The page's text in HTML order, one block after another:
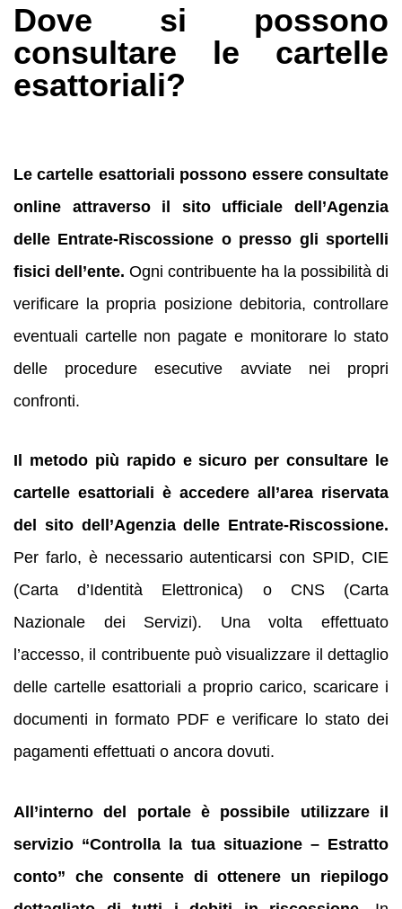
Dove si possono
consultare le cartelle
esattoriali?
Le cartelle esattoriali possono essere consultate
online attraverso il sito ufficiale dell’Agenzia
delle Entrate-Riscossione o presso gli sportelli
fisici dell’ente. Ogni contribuente ha la possibilità di
verificare la propria posizione debitoria, controllare
eventuali cartelle non pagate e monitorare lo stato
delle procedure esecutive avviate nei propri
confronti.
Il metodo più rapido e sicuro per consultare le
cartelle esattoriali è accedere all’area riservata
del sito dell’Agenzia delle Entrate-Riscossione.
Per farlo, è necessario autenticarsi con SPID, CIE
(Carta d’Identità Elettronica) o CNS (Carta
Nazionale dei Servizi). Una volta effettuato
l’accesso, il contribuente può visualizzare il dettaglio
delle cartelle esattoriali a proprio carico, scaricare i
documenti in formato PDF e verificare lo stato dei
pagamenti effettuati o ancora dovuti.
All’interno del portale è possibile utilizzare il
servizio “Controlla la tua situazione – Estratto
conto” che consente di ottenere un riepilogo